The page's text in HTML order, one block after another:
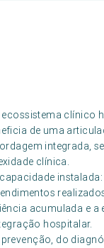
clínico
de uma
integrada,
clínica.
acumulada e a
hospitalar.
do